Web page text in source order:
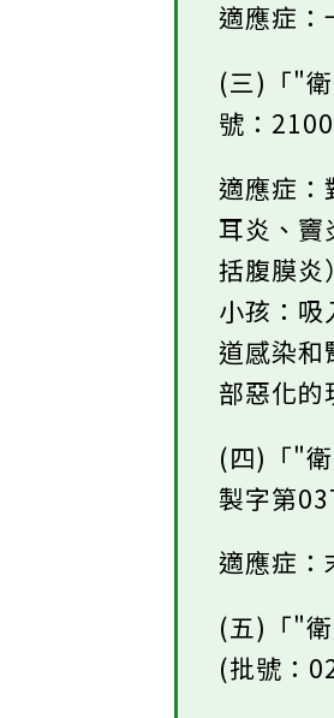
適應症：
(三)「"
號：
適應症：
耳炎、
括腹膜
小孩：
道感染
部惡化的
(四)「"
製字第
適應症：
(五)「"
(批號：